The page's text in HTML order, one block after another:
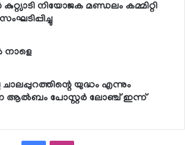
നിയോജക മണ്ഡലം കമ്മിറ്റി
നാളെ
യുദ്ധം എന്നും
ആല്‍ബം പോസ്റ്റര്‍ ലോഞ്ച് ഇന്ന്